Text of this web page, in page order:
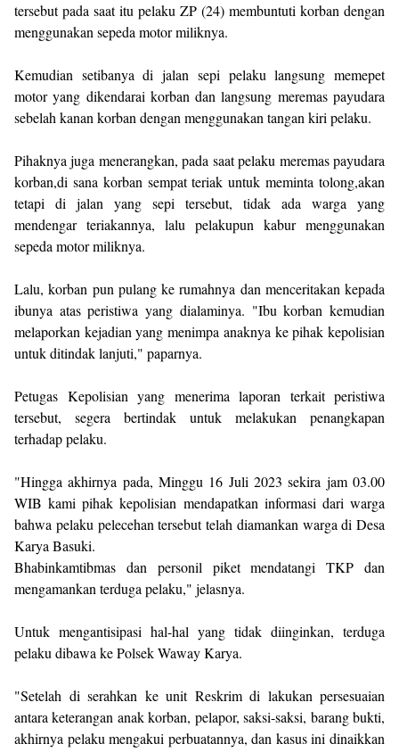
tersebut pada saat itu pelaku ZP (24) membuntuti korban dengan
menggunakan sepeda motor miliknya.
Kemudian setibanya di jalan sepi pelaku langsung memepet
motor yang dikendarai korban dan langsung meremas payudara
sebelah kanan korban dengan menggunakan tangan kiri pelaku.
Pihaknya juga menerangkan, pada saat pelaku meremas payudara
korban,di sana korban sempat teriak untuk meminta tolong,akan
tetapi di jalan yang sepi tersebut, tidak ada warga yang
mendengar teriakannya, lalu pelakupun kabur menggunakan
sepeda motor miliknya.
Lalu, korban pun pulang ke rumahnya dan menceritakan kepada
ibunya atas peristiwa yang dialaminya. "Ibu korban kemudian
melaporkan kejadian yang menimpa anaknya ke pihak kepolisian
untuk ditindak lanjuti," paparnya.
Petugas Kepolisian yang menerima laporan terkait peristiwa
tersebut, segera bertindak untuk melakukan penangkapan
terhadap pelaku.
"Hingga akhirnya pada, Minggu 16 Juli 2023 sekira jam 03.00
WIB kami pihak kepolisian mendapatkan informasi dari warga
bahwa pelaku pelecehan tersebut telah diamankan warga di Desa
Karya Basuki.
Bhabinkamtibmas dan personil piket mendatangi TKP dan
mengamankan terduga pelaku," jelasnya.
Untuk mengantisipasi hal-hal yang tidak diinginkan, terduga
pelaku dibawa ke Polsek Waway Karya.
"Setelah di serahkan ke unit Reskrim di lakukan persesuaian
antara keterangan anak korban, pelapor, saksi-saksi, barang bukti,
akhirnya pelaku mengakui perbuatannya, dan kasus ini dinaikkan